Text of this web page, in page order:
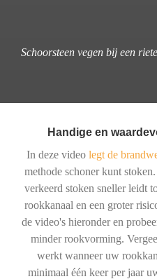
Schoorsteen vegen bij een
Handige en
In deze video legt de
methode schoner kunt
verkeerd stoken sneller leidt
rookkanaal en een groter
de video's hieronder en
minder rookvorming.
werkt wanneer uw
minimaal één keer per jaar